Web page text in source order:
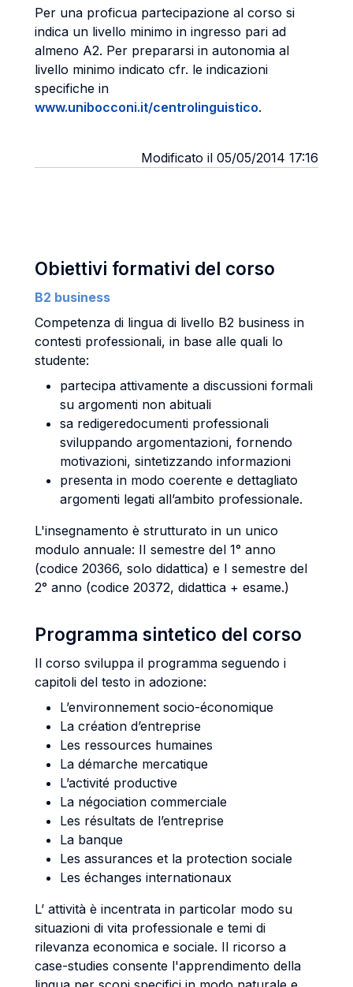
Per una proficua partecipazione al corso si
indica un livello minimo in ingresso pari ad
almeno A2. Per prepararsi in autonomia al
livello minimo indicato cfr. le indicazioni
specifiche in
www.unibocconi.it/centrolinguistico.
Modificato il 05/05/2014 17:16
Obiettivi formativi del corso
B2 business
Competenza di lingua di livello B2 business in
contesti professionali, in base alle quali lo
studente:
partecipa attivamente a discussioni formali
su argomenti non abituali
sa redigeredocumenti professionali
sviluppando argomentazioni, fornendo
motivazioni, sintetizzando informazioni
presenta in modo coerente e dettagliato
argomenti legati all’ambito professionale.
L'insegnamento è strutturato in un unico
modulo annuale: II semestre del 1° anno
(codice 20366, solo didattica) e I semestre del
2° anno (codice 20372, didattica + esame.)
Programma sintetico del corso
Il corso sviluppa il programma seguendo i
capitoli del testo in adozione:
L’environnement socio-économique
La création d’entreprise
Les ressources humaines
La démarche mercatique
L’activité productive
La négociation commerciale
Les résultats de l’entreprise
La banque
Les assurances et la protection sociale
Les échanges internationaux
L’ attività è incentrata in particolar modo su
situazioni di vita professionale e temi di
rilevanza economica e sociale. Il ricorso a
case-studies consente l'apprendimento della